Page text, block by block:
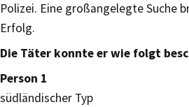
Polizei. Eine großangelegte Suche
Erfolg.
Die Täter konnte er wie folgt
Person 1
südländischer Typ